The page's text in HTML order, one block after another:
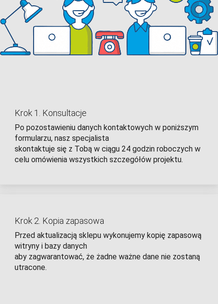
Krok 1. Konsultacje
Po pozostawieniu danych kontaktowych w poniższym
formularzu, nasz specjalista
skontaktuje się z Tobą w ciągu 24 godzin roboczych w
celu omówienia wszystkich szczegółów projektu.
Krok 2. Kopia zapasowa
Przed aktualizacją sklepu wykonujemy kopię zapasową
witryny i bazy danych
aby zagwarantować, że żadne ważne dane nie zostaną
utracone.